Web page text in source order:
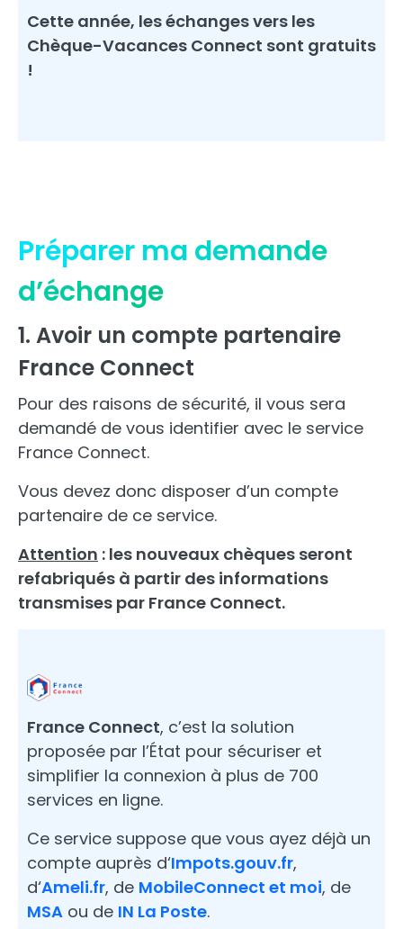
Cette année, les échanges vers les
Chèque-Vacances Connect sont gratuits
!
Préparer ma demande
d’échange
1. Avoir un compte partenaire
France Connect
Pour des raisons de sécurité, il vous sera
demandé de vous identifier avec le service
France Connect.
Vous devez donc disposer d’un compte
partenaire de ce service.
Attention : les nouveaux chèques seront
refabriqués à partir des informations
transmises par France Connect.
France Connect, c’est la solution
proposée par l’État pour sécuriser et
simplifier la connexion à plus de 700
services en ligne.
Ce service suppose que vous ayez déjà un
compte auprès d‘Impots.gouv.fr,
d‘Ameli.fr, de MobileConnect et moi, de
MSA ou de IN La Poste.